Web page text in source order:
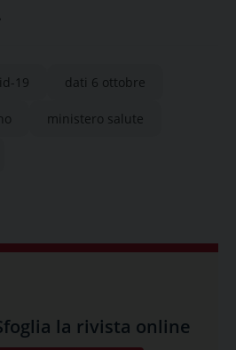
19 dati 6 ottobre
ministero salute
la rivista online